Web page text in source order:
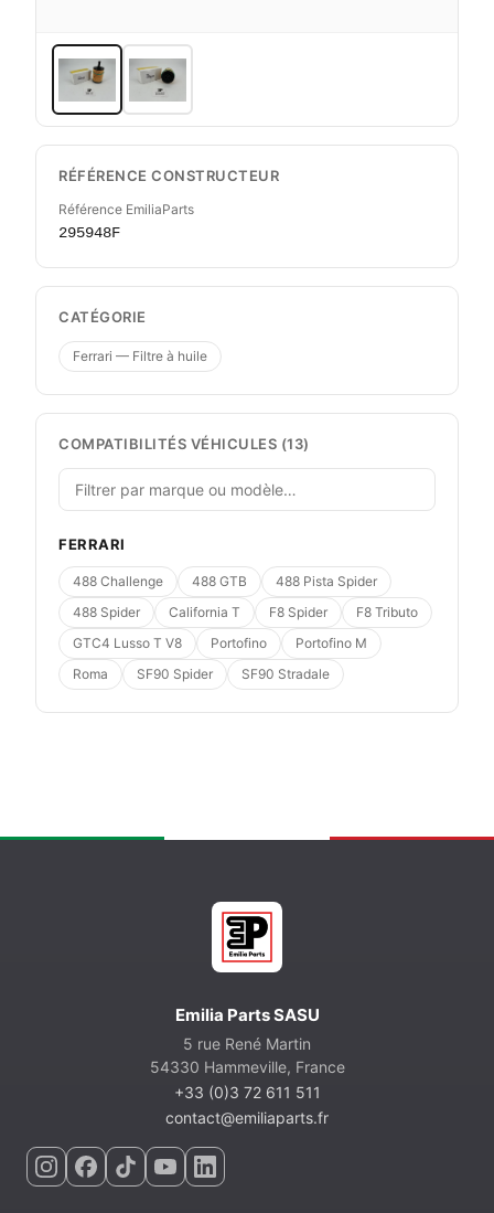
RÉFÉRENCE CONSTRUCTEUR
Référence EmiliaParts
295948F
CATÉGORIE
Ferrari — Filtre à huile
COMPATIBILITÉS VÉHICULES (13)
FERRARI
488 Challenge 488 GTB
488 Pista Spider
488 Spider
California T F8 Spider
F8 Tributo
GTC4 Lusso T V8
Portofino
Portofino M
Roma
SF90 Spider SF90 Stradale
Emilia Parts SASU
5 rue René Martin
54330 Hammeville, France
+33 (0)3 72 611 511
contact@emiliaparts.fr